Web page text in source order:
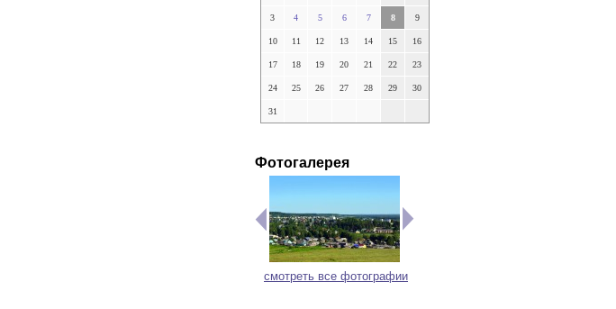
3 4 5 6 7 8 9
10 11 12 13 14 15 16
17 18 19 20 21 22 23
24 25 26 27 28 29 30
31
Фотогалерея
смотреть все фотографии